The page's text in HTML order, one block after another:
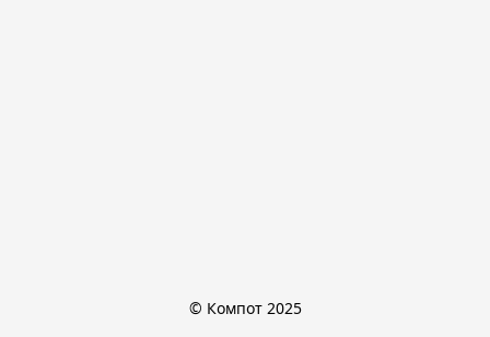
© Компот 2025